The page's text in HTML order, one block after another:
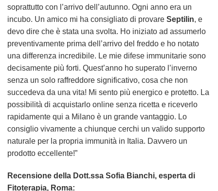
soprattutto con l’arrivo dell’autunno. Ogni anno era un
incubo. Un amico mi ha consigliato di provare Septilin, e
devo dire che è stata una svolta. Ho iniziato ad assumerlo
preventivamente prima dell’arrivo del freddo e ho notato
una differenza incredibile. Le mie difese immunitarie sono
decisamente più forti. Quest’anno ho superato l’inverno
senza un solo raffreddore significativo, cosa che non
succedeva da una vita! Mi sento più energico e protetto. La
possibilità di acquistarlo online senza ricetta e riceverlo
rapidamente qui a Milano è un grande vantaggio. Lo
consiglio vivamente a chiunque cerchi un valido supporto
naturale per la propria immunità in Italia. Davvero un
prodotto eccellente!”
Recensione della Dott.ssa Sofia Bianchi, esperta di
Fitoterapia, Roma: